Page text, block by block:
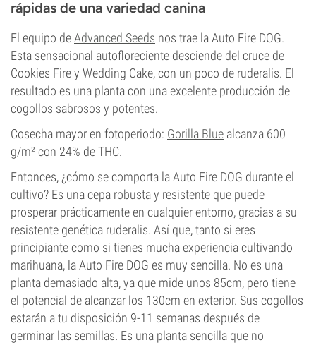
rápidas de una variedad canina
El equipo deAdvanced Seeds nos trae la Auto Fire DOG.
Esta sensacional autofloreciente desciende del cruce de
Cookies Fire y Wedding Cake, con un poco de ruderalis. El
resultado es una planta con una excelente producción de
cogollos sabrosos y potentes.
Cosecha mayor en fotoperiodo: Gorilla Blue alcanza 600
g/m² con 24% de THC.
Entonces, ¿cómo se comporta la Auto Fire DOG durante el
cultivo? Es una cepa robusta y resistente que puede
prosperar prácticamente en cualquier entorno, gracias a su
resistente genética ruderalis. Así que, tanto si eres
principiante como si tienes mucha experiencia cultivando
marihuana, la Auto Fire DOG es muy sencilla. No es una
planta demasiado alta, ya que mide unos 85cm, pero tiene
el potencial de alcanzar los 130cm en exterior. Sus cogollos
estarán a tu disposición 9-11 semanas después de
germinar las semillas. Es una planta sencilla que no